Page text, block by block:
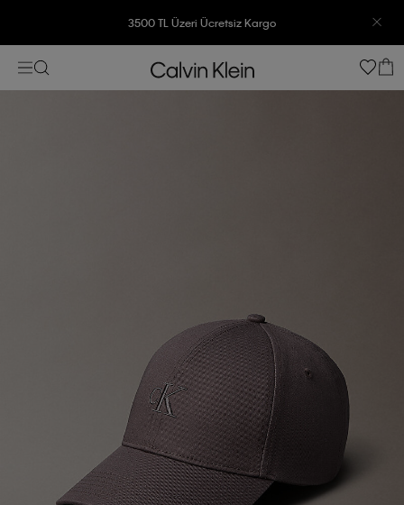
3500 TL Üzeri Ücretsiz Kargo
7500 TL Ve Üzeri Alışverişlerinizde 6 Taksit İmkanı